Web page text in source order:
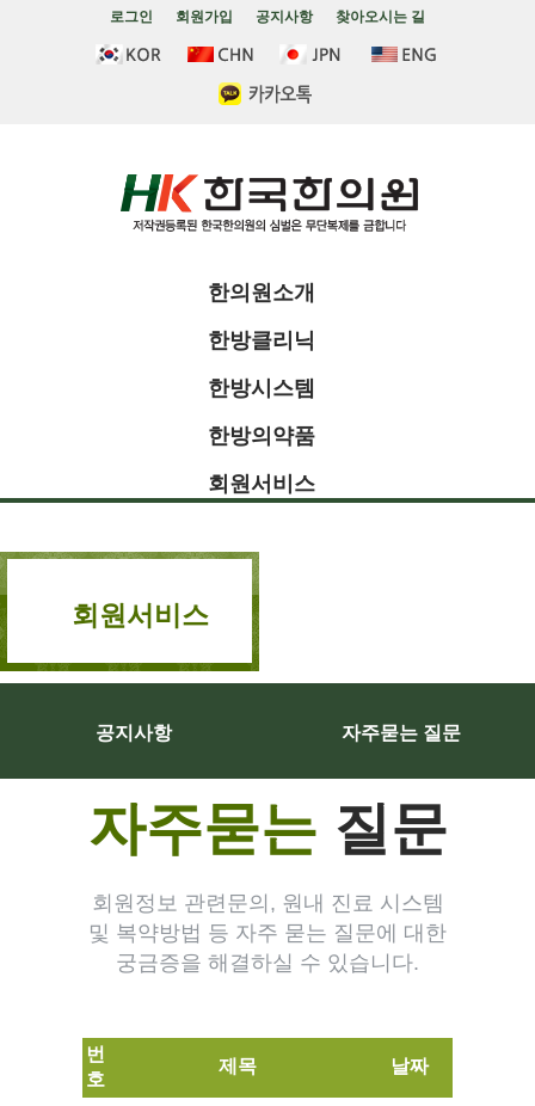
로그인 회원가입 공지사항 찾아오시는 길
한의원소개
한방클리닉
한방시스템
한방의약품
회원서비스
회원서비스
공지사항 자주묻는 질문
자주묻는 질문
회원정보 관련문의, 원내 진료 시스템
및 복약방법 등 자주 묻는 질문에 대한
궁금증을 해결하실 수 있습니다.
번
호
제목 날짜